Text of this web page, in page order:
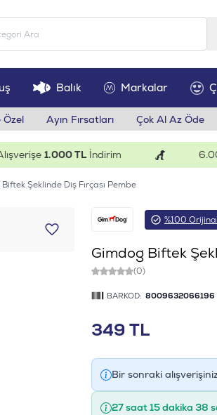
Balık Markalar
Özel Ayın Fırsatları Çok Al Az Öde
1.000 TLİndirim 6.000
Şeklinde Diş Fırçası Pembe
%100
Gimdog Biftek
(0)
BARKOD: 8009632066196
349 TL
Bir sonraki
27 saat 15 dakika 37